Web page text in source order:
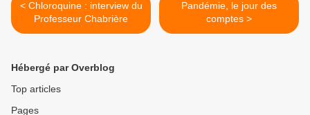
< Chloroquine : interview du
Professeur Chabrière
Pandémie, le jour des
comptes >
Hébergé par Overblog
Top articles
Pages